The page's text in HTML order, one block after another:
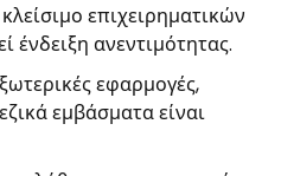
επιχειρηματικών
ανεντιμότητας.
εφαρμογές,
εμβάσματα είναι